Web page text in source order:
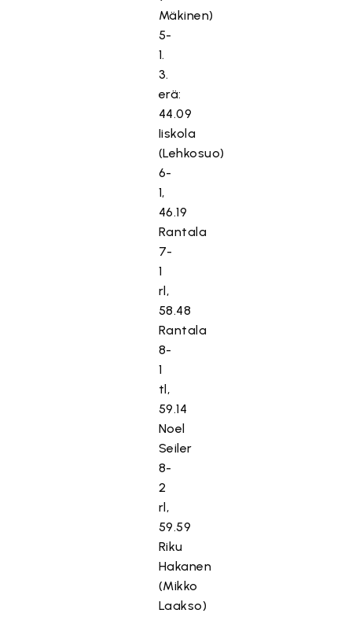
Mäkinen)
5-
1.
3.
erä:
44.09
Iiskola
(Lehkosuo)
6-
1,
46.19
Rantala
7-
1
rl,
58.48
Rantala
8-
1
tl,
59.14
Noel
Seiler
8-
2
rl,
59.59
Riku
Hakanen
(Mikko
Laakso)